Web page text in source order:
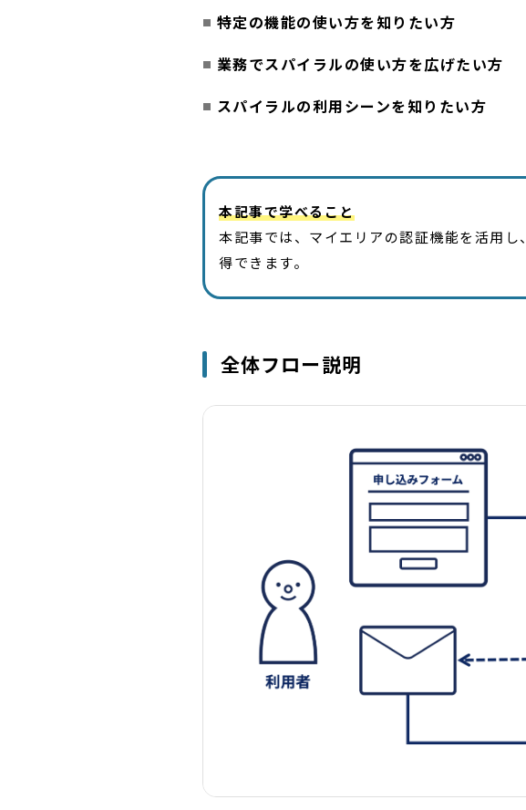
特定の機能の使い方を知りたい方
業務でスパイラルの使い方を広げたい方
スパイラルの利用シーンを知りたい方
本記事で学べること
本記事では、マイエリアの認証機能を活用し、
得できます。
全体フロー説明